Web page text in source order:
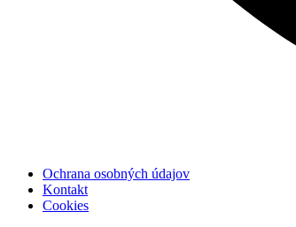
Ochrana osobných údajov
Kontakt
Cookies